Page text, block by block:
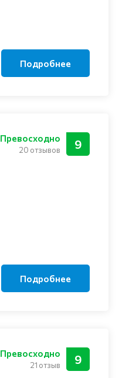
Подробнее
9
Превосходно
20 отзывов
Подробнее
9
Превосходно
21 отзыв